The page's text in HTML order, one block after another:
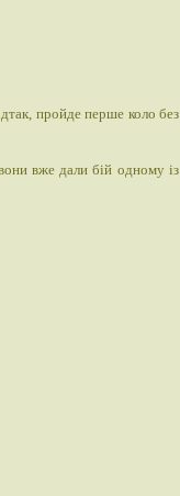
пройде перше коло без
вже дали бій одному із